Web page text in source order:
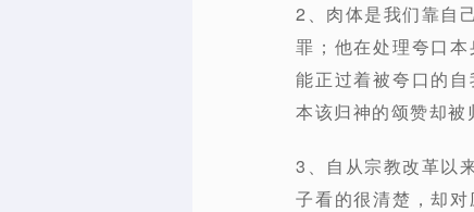
2、肉体是我们靠自
罪；他在处理夸口
能正过着被夸口的
本该归神的颂赞却
3、自从宗教改革以
子看的很清楚，却